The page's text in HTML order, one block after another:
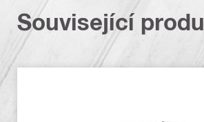
Související